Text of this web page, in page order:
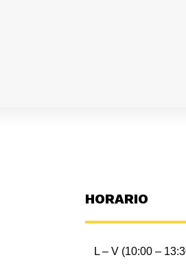
HORARIO
L – V (10:00 –